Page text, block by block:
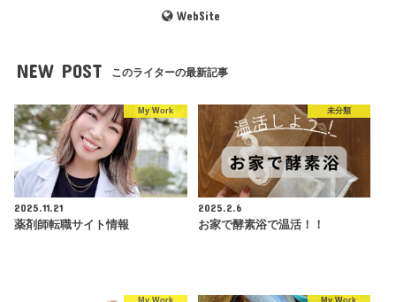
WebSite
NEW POST このライターの最新記事
My Work
2025.11.21
薬剤師転職サイト情報
未分類
2025.2.6
お家で酵素浴で温活！！